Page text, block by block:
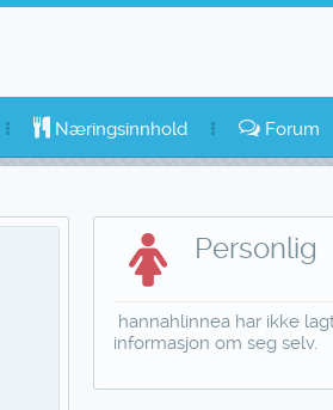
Næringsinnhold Forum
Personlig
hannahlinnea har ikke
informasjon om seg selv.